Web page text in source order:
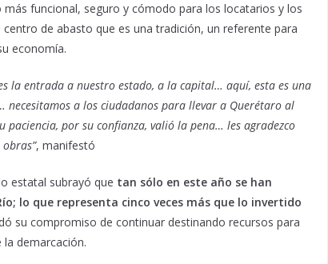
funcional, seguro y cómodo para los locatarios y los
de abasto que es una tradición, un referente para
economía.
la entrada a nuestro estado, a la capital… aquí, esta es una
necesitamos a los ciudadanos para llevar a Querétaro al
por su confianza, valió la pena… les agradezco
, manifestó
estatal subrayó que tan sólo en este año se han
lo que representa cinco veces más que lo invertido
su compromiso de continuar destinando recursos para
demarcación.